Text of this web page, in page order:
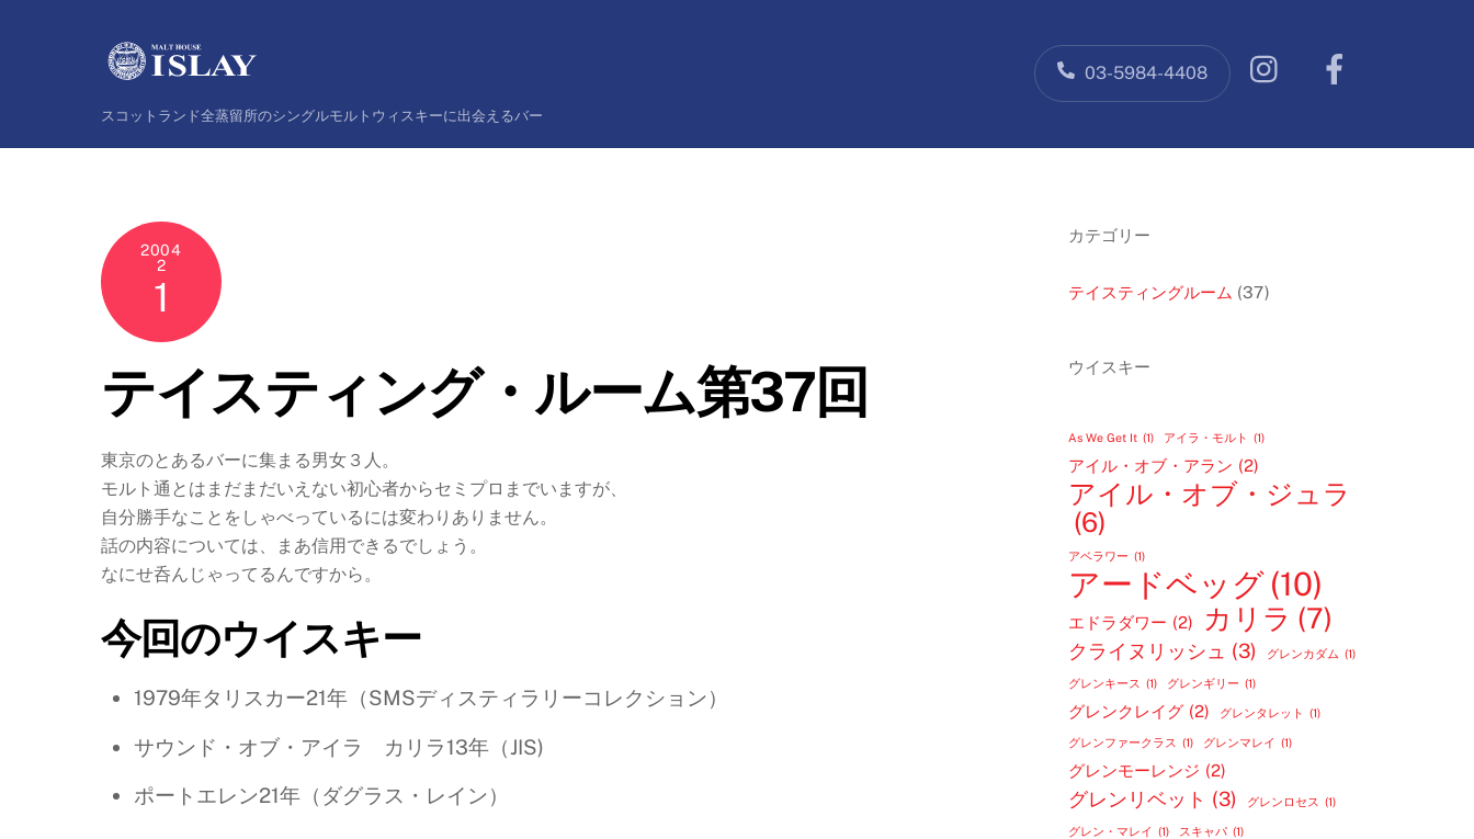
スコットランド全蒸留所のシングルモルトウィスキーに出会えるバー
03-5984-4408
2004
2
1
テイスティング・ルーム第37回
東京のとあるバーに集まる男女３人。
モルト通とはまだまだいえない初心者からセミプロまでいますが、
自分勝手なことをしゃべっているには変わりありません。
話の内容については、まあ信用できるでしょう。
なにせ呑んじゃってるんですから。
今回のウイスキー
1979年タリスカー21年（SMSディスティラリーコレクション）
サウンド・オブ・アイラ カリラ13年（JIS)
ポートエレン21年（ダグラス・レイン）
カテゴリー
テイスティングルーム (37)
ウイスキー
As We Get It (1) アイラ・モルト (1)
アイル・オブ・アラン (2)
アイル・オブ・ジュラ
(6)
アベラワー (1)
アードベッグ (10)
エドラダワー (2) カリラ (7)
クライヌリッシュ (3) グレンカダム (1)
グレンキース (1) グレンギリー (1)
グレンクレイグ (2) グレンタレット (1)
グレンファークラス (1) グレンマレイ (1)
グレンモーレンジ (2)
グレンリベット (3) グレンロセス (1)
グレン・マレイ (1) スキャパ (1)